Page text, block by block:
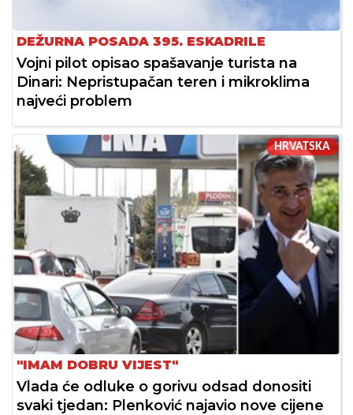
DEŽURNA POSADA 395. ESKADRILE
Vojni pilot opisao spašavanje turista na
Dinari: Nepristupačan teren i mikroklima
najveći problem
HRVATSKA
"IMAM DOBRU VIJEST"
Vlada će odluke o gorivu odsad donositi
svaki tjedan: Plenković najavio nove cijene